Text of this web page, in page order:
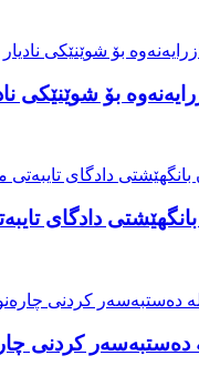
بۆ شوێنێکی
دادگای
کردنی